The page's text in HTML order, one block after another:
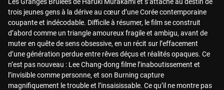
trois jeunes gens à la dérive au cœur d’une Corée contemporaine
coupante et indécodable. Difficile à résumer, le film se construit
d’abord comme un triangle amoureux fragile et ambigu, avant de
muter en quête de sens obsessive, en un récit sur l’effacement
d’une génération perdue entre rêves déçus et réalités opaques. Ce
n’est pas nouveau : Lee Chang-dong filme l’inaboutissement et
l’invisible comme personne, et son Burning capture
magnifiquement le trouble et l’insaisissable. Ce qu’il ne montre pas